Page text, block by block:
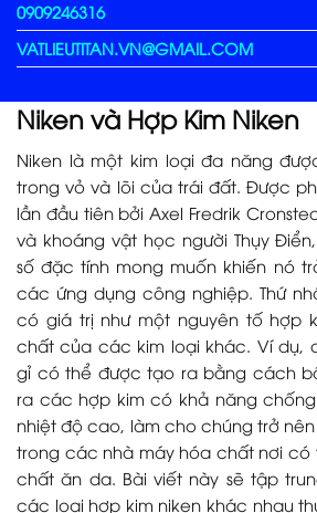
0909246316
VATLIEUTITAN.VN@GMAIL.COM
Niken và Hợp Kim Niken
Niken là một kim loại đa năng
trong vỏ và lõi của trái đất. Được
lần đầu tiên bởi Axel Fredrik
và khoáng vật học người Thụy
số đặc tính mong muốn khiến nó
các ứng dụng công nghiệp. Thứ
có giá trị như một nguyên tố hợp
chất của các kim loại khác. Ví dụ,
gỉ có thể được tạo ra bằng cách
ra các hợp kim có khả năng
nhiệt độ cao, làm cho chúng trở
trong các nhà máy hóa chất nơi có
chất ăn da. Bài viết này sẽ tập
các loại hợp kim niken khác nhau